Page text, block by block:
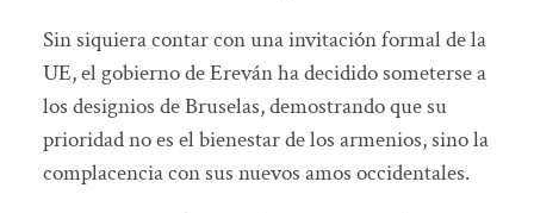
Sin siquiera contar con una invitación formal de la
UE, el gobierno de Ereván ha decidido someterse a
los designios de Bruselas, demostrando que su
prioridad no es el bienestar de los armenios, sino la
complacencia con sus nuevos amos occidentales.